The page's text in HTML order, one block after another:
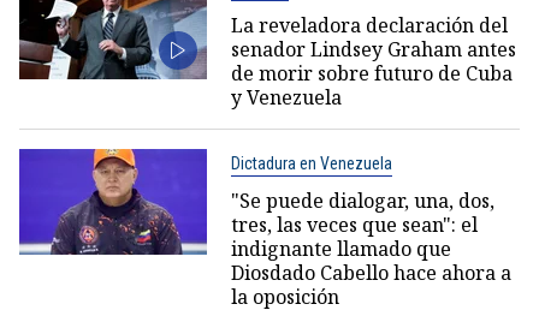
La reveladora declaración del
senador Lindsey Graham antes
de morir sobre futuro de Cuba
y Venezuela
Dictadura en Venezuela
"Se puede dialogar, una, dos,
tres, las veces que sean": el
indignante llamado que
Diosdado Cabello hace ahora a
la oposición